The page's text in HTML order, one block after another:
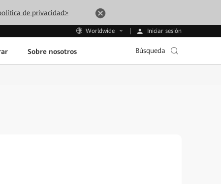
de privacidad>
Worldwide Iniciar sesión
Sobre nosotros Búsqueda